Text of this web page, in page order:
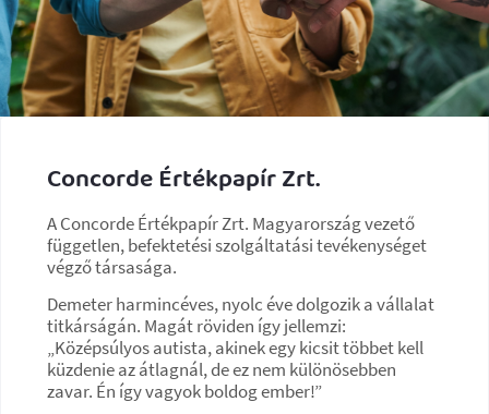
Concorde Értékpapír Zrt.
A Concorde Értékpapír Zrt. Magyarország vezető
független, befektetési szolgáltatási tevékenységet
végző társasága.
Demeter harmincéves, nyolc éve dolgozik a vállalat
titkárságán. Magát röviden így jellemzi:
„Középsúlyos autista, akinek egy kicsit többet kell
küzdenie az átlagnál, de ez nem különösebben
zavar. Én így vagyok boldog ember!”